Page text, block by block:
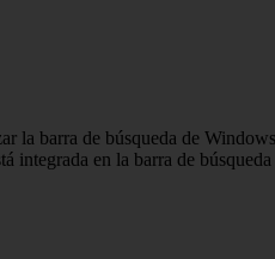
la barra de búsqueda de
integrada en la barra de